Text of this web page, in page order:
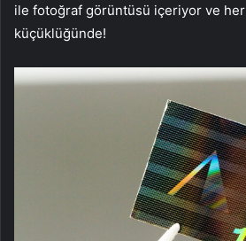
ile fotoğraf görüntüsü içeriyor ve
küçüklüğünde!